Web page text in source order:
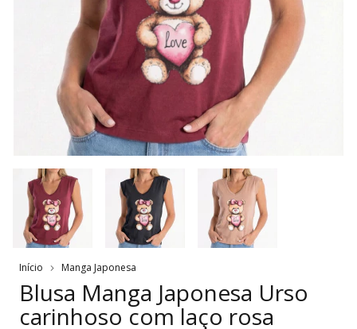
Início Manga Japonesa
Blusa Manga Japonesa Urso
carinhoso com laço rosa